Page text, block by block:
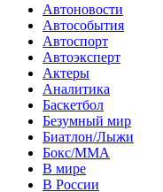
Автоновости
Автособытия
Автоспорт
Автоэксперт
Актеры
Аналитика
Баскетбол
Безумный мир
Биатлон/Лыжи
Бокс/MMA
В мире
В России